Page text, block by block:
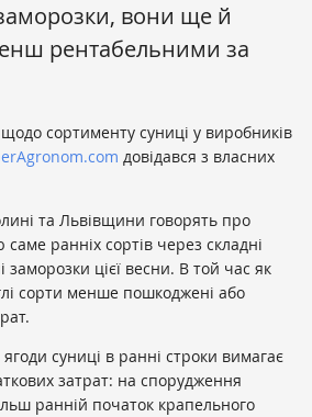
вони ще й
рентабельними за
сортименту суниці у виробників
довідався з власних
та Львівщини говорять про
ранніх сортів через складні
заморозки цієї весни. В той час як
сорти менше пошкоджені або
суниці в ранні строки вимагає
затрат: на спорудження
ранній початок крапельного